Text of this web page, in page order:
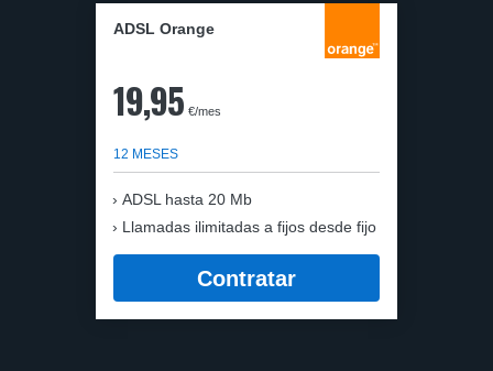
ADSL Orange
19,95 €/mes
12 MESES
ADSL hasta 20 Mb
Llamadas ilimitadas a fijos desde fijo
Contratar